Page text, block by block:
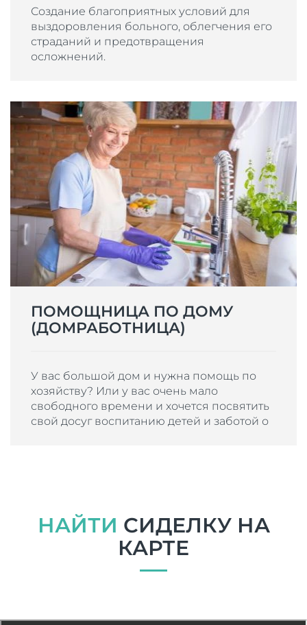
Создание благоприятных условий для
выздоровления больного, облегчения его
страданий и предотвращения
осложнений.
ПОМОЩНИЦА ПО ДОМУ
(ДОМРАБОТНИЦА)
У вас большой дом и нужна помощь по
хозяйству? Или у вас очень мало
свободного времени и хочется посвятить
свой досуг воспитанию детей и заботой о
НАЙТИ СИДЕЛКУ НА
КАРТЕ